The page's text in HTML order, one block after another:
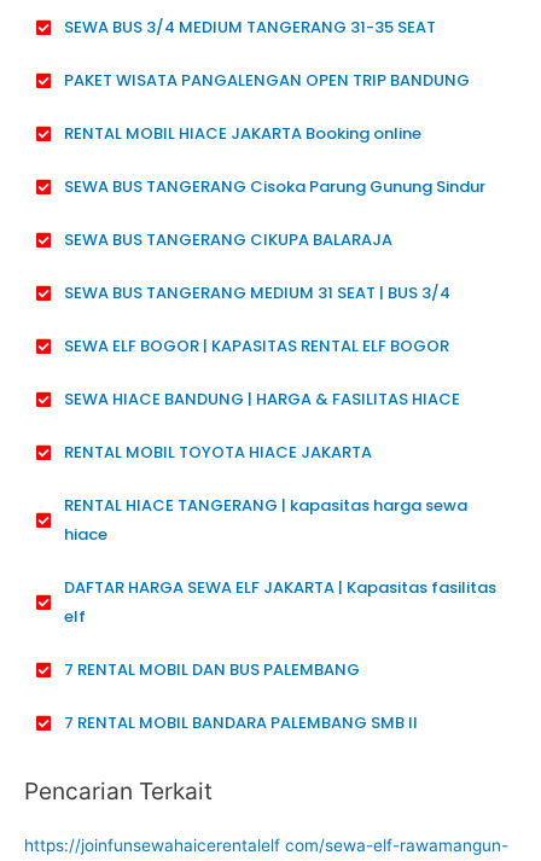
SEWA BUS 3/4 MEDIUM TANGERANG 31-35 SEAT
PAKET WISATA PANGALENGAN OPEN TRIP BANDUNG
RENTAL MOBIL HIACE JAKARTA Booking online
SEWA BUS TANGERANG Cisoka Parung Gunung Sindur
SEWA BUS TANGERANG CIKUPA BALARAJA
SEWA BUS TANGERANG MEDIUM 31 SEAT | BUS 3/4
SEWA ELF BOGOR | KAPASITAS RENTAL ELF BOGOR
SEWA HIACE BANDUNG | HARGA & FASILITAS HIACE
RENTAL MOBIL TOYOTA HIACE JAKARTA
RENTAL HIACE TANGERANG | kapasitas harga sewa
hiace
DAFTAR HARGA SEWA ELF JAKARTA | Kapasitas fasilitas
elf
7 RENTAL MOBIL DAN BUS PALEMBANG
7 RENTAL MOBIL BANDARA PALEMBANG SMB II
Pencarian Terkait
https://joinfunsewahaicerentalelf com/sewa-elf-rawamangun-